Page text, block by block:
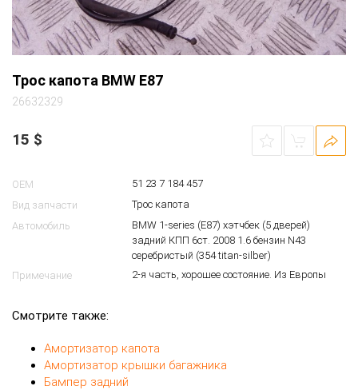
Трос капота BMW E87
26632329
15 $
OEM
51 23 7 184 457
Вид запчасти
Трос капота
Автомобиль
BMW 1-series (E87) хэтчбек (5 дверей)
задний КПП 6ст. 2008 1.6 бензин N43
серебристый (354 titan-silber)
Примечание
2-я часть, хорошее состояние. Из Европы
Смотрите также:
Амортизатор капота
Амортизатор крышки багажника
Бампер задний